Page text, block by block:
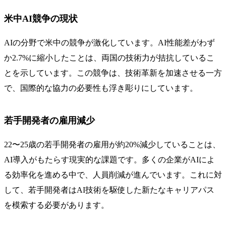
米中AI競争の現状
AIの分野で米中の競争が激化しています。AI性能差がわず
か2.7%に縮小したことは、両国の技術力が拮抗しているこ
とを示しています。この競争は、技術革新を加速させる一方
で、国際的な協力の必要性も浮き彫りにしています。
若手開発者の雇用減少
22〜25歳の若手開発者の雇用が約20%減少していることは、
AI導入がもたらす現実的な課題です。多くの企業がAIによ
る効率化を進める中で、人員削減が進んでいます。これに対
して、若手開発者はAI技術を駆使した新たなキャリアパス
を模索する必要があります。